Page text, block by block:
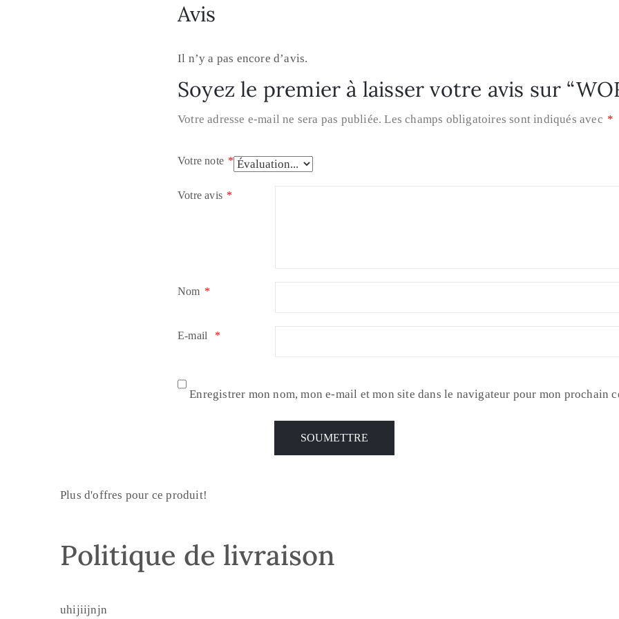
Avis
Il n’y a pas encore d’avis.
Soyez le premier à laisser votre avis sur
Votre adresse e-mail ne sera pas publiée. Les champs obligatoires sont indiqués avec *
Votre note *
Votre avis *
Nom *
E-mail *
Enregistrer mon nom, mon e-mail et mon site dans le navigateur pour mon prochain
Plus d'offres pour ce produit!
Politique de livraison
uhijiijnjn